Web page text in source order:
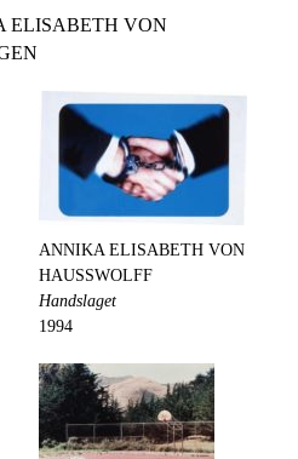
ELISABETH VON
ANNIKA ELISABETH VON
HAUSSWOLFF
Handslaget
1994